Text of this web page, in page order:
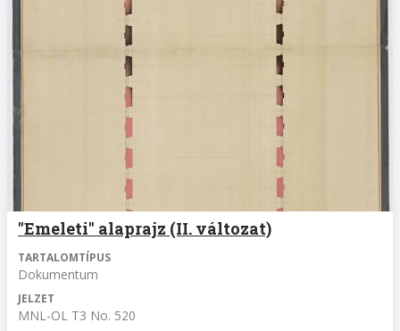
"Emeleti" alaprajz (II. változat)
TARTALOMTÍPUS
Dokumentum
JELZET
MNL-OL T3 No. 520